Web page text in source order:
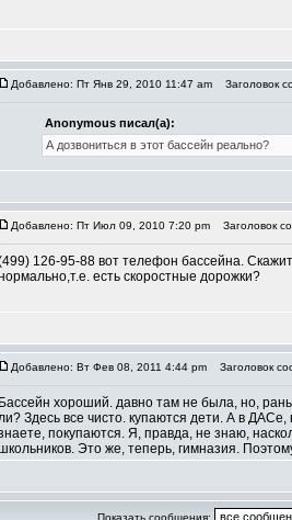
Добавлено: Пт Янв 29, 2010 11:47 am Заголовок
Anonymous писал(а):
А дозвониться в этот бассейн реально?
Добавлено: Пт Июл 09, 2010 7:20 pm Заголовок
126-95-88 вот телефон бассейна.
есть скоростные дорожки?
Добавлено: Вт Фев 08, 2011 4:44 pm Заголовок
Бассейн хороший. давно там не была, но,
Здесь все чисто. купаются дети. А в
покупаются. Я, правда, не знаю,
Это же, теперь, гимназия.
Показать сообщения: